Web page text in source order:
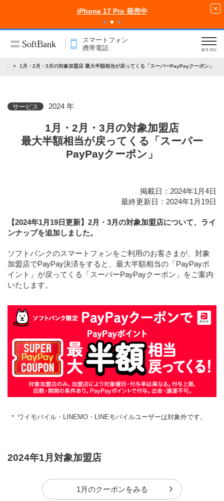
iPhone 17 Pro 発売中
スマートフォン
携帯電話
MENU
ス 1月・2月・3月の対象加盟店 最大半額相当が戻ってくる「スーパーPayPayクーポン」
サービス 2024 年
1月・2月・3月の対象加盟店
最大半額相当が戻ってくる「スーパー
PayPayクーポン」
掲載日：2024年1月4日
最終更新日：2024年1月19日
【2024年1月19日更新】2月・3月の対象加盟店について、ライ
ンナップを追加しました。
ソフトバンクのスマートフォンをご利用のお客さまが、対象
加盟店でPayPay決済をすると、最大半額相当の「PayPayポ
イント」が戻ってくる「スーパーPayPayクーポン」をご案内
いたします。
ワイモバイル・LINEMO・LINEモバイルユーザーは対象外です。
2024年1月対象加盟店
1月のクーポンをみる